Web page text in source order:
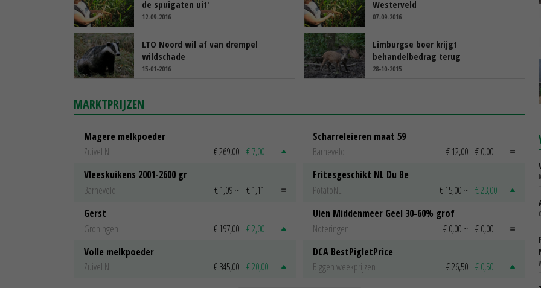
de spuigaten uit'
12-09-2016
Westerveld
07-09-2016
LTO Noord wil af van drempel
wildschade
15-01-2016
Limburgse boer krijgt
behandelbedrag terug
28-10-2015
MARKTPRIJZEN
Magere melkpoeder
Zuivel NL
€ 269,00 € 7,00
Vleeskuikens 2001-2600 gr
Barneveld
€ 1,09 ~ € 1,11
Gerst
Groningen
€ 197,00 € 2,00
Volle melkpoeder
Zuivel NL
€ 345,00 € 20,00
Scharreleieren maat 59
Barneveld
€ 12,00 € 0,00
Fritesgeschikt NL Du Be
PotatoNL
€ 15,00 ~ € 23,00
Uien Middenmeer Geel 30-60% grof
Noteringen
€ 0,00 ~ € 0,00
DCA BestPigletPrice
Biggen weekprijzen
€ 26,50 € 0,50